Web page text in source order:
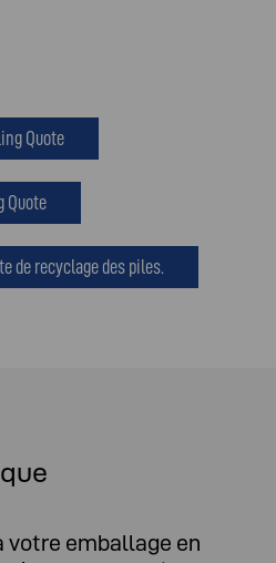
Quote
Quote
de recyclage des piles.
votre emballage en